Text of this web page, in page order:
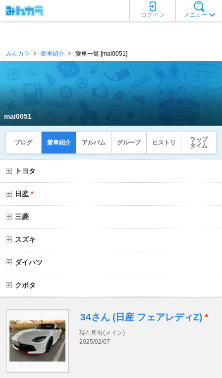
メニュー
ログイン
みんカラ 愛車紹介 愛車一覧 [mai0051]
mai0051
ブログ 愛車紹介 アルバム グループ ヒストリ
ラップ
タイム
トヨタ
日産 *
三菱
スズキ
ダイハツ
クボタ
34さん (日産 フェアレディZ) *
現在所有(メイン)
2025/02/07